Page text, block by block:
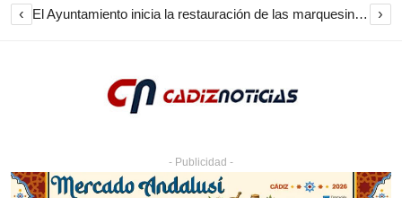
‹ El Ayuntamiento inicia la restauración de las marquesinas de Plaza Esteve para volver a instalarlas en el centro de Jerez ›
- Publicidad -